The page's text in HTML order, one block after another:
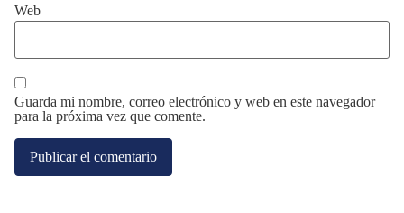
Web
Guarda mi nombre, correo electrónico y web en este navegador
para la próxima vez que comente.